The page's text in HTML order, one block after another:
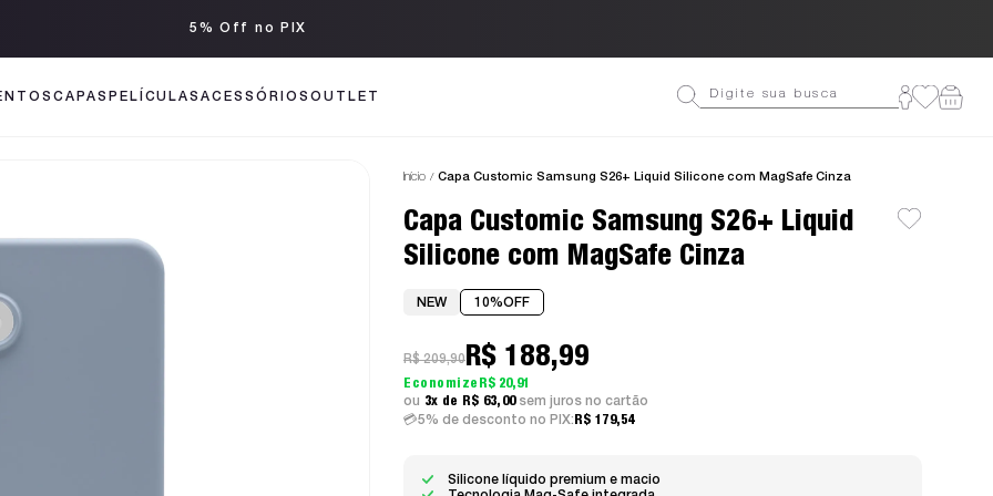
Até 3x sem juros
CAPAS PELÍCULASACESSÓRIOS OUTLET
Início Capa Customic Samsung S26+ Liquid Silicone com MagSafe Cinza
Capa Customic Samsung S26+ Liquid
Silicone com MagSafe Cinza
NEW 10%OFF
5% de desconto no PIX: R$ 179,54
R$ 209,90R$ 188,99
R$ 20,91
3x
R$ 63,00 sem juros
Silicone líquido premium e macio